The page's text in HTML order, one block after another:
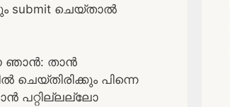
submit ചെയ്താൽ
ഞാൻ: താൻ
ചെയ്തിരിക്കും പിന്നെ
പറ്റില്ലല്ലോ